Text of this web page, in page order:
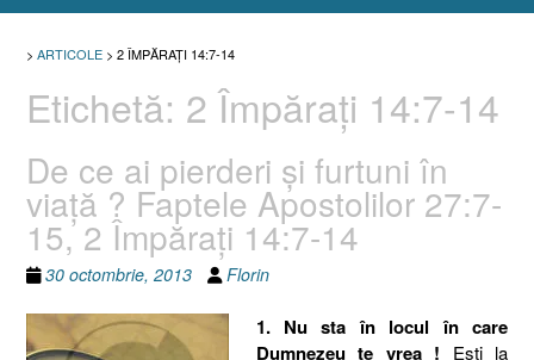
> ARTICOLE > 2 ÎMPĂRAŢI 14:7-14
Etichetă: 2 Împăraţi 14:7-14
De ce ai pierderi şi furtuni în
viaţă ? Faptele Apostolilor 27:7-
15, 2 Împăraţi 14:7-14
30 octombrie, 2013 Florin
1. Nu sta în locul în care
Dumnezeu te vrea ! Eşti la